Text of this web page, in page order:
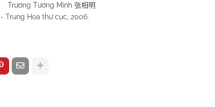
Tương Minh 张相明
Trung Hoa thư cục, 2006.